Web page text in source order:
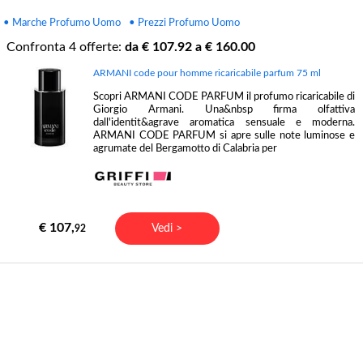
• Marche Profumo Uomo • Prezzi Profumo Uomo
Confronta 4 offerte: da € 107.92 a € 160.00
ARMANI code pour homme ricaricabile parfum 75 ml
Scopri ARMANI CODE PARFUM il profumo ricaricabile di
Giorgio Armani. Una&nbsp firma olfattiva
dall'identit&agrave aromatica sensuale e moderna.
ARMANI CODE PARFUM si apre sulle note luminose e
agrumate del Bergamotto di Calabria per
€ 107,92 Vedi >